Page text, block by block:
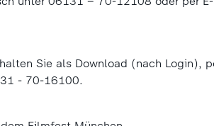
Sie als Download (nach Login),
- 70-16100.